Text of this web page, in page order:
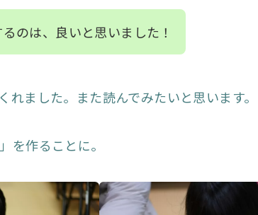
のは、良いと思いました！
ました。また読んでみたいと思います。
を作ることに。